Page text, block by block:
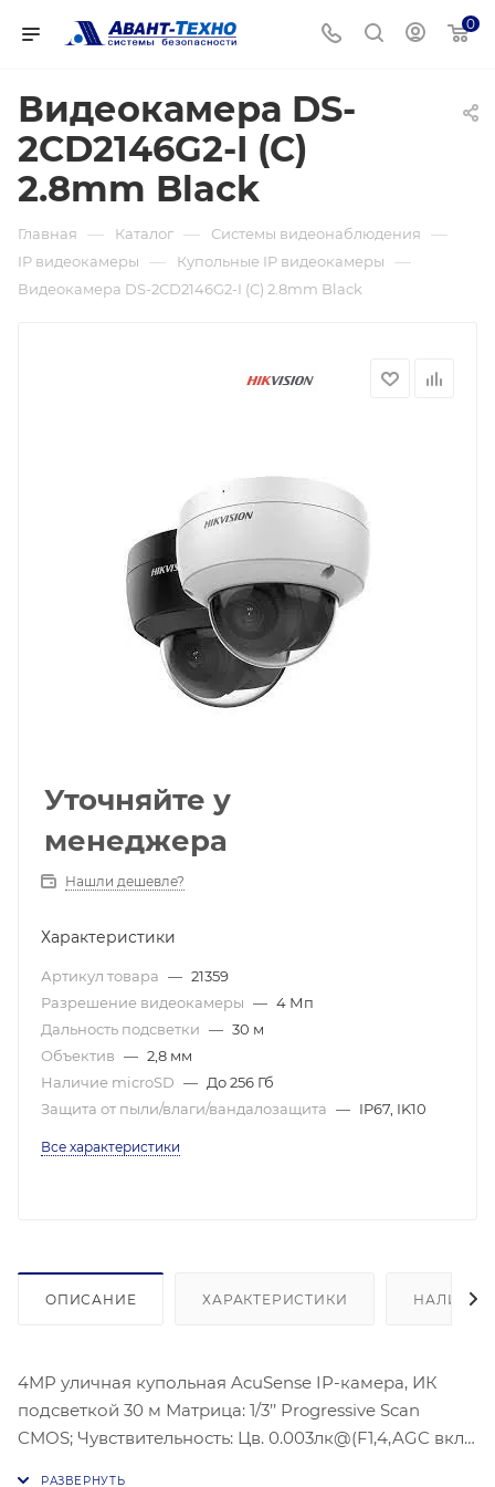
0
Видеокамера DS-
2CD2146G2-I (С)
2.8mm Black
Главная — Каталог — Системы видеонаблюдения —
IP видеокамеры — Купольные IP видеокамеры —
Видеокамера DS-2CD2146G2-I (С) 2.8mm Black
Уточняйте у
менеджера
Нашли дешевле?
Характеристики
Артикул товара — 21359
Разрешение видеокамеры — 4 Мп
Дальность подсветки — 30 м
Объектив — 2,8 мм
Наличие microSD — До 256 Гб
Защита от пыли/влаги/вандалозащита — IP67, IK10
Все характеристики
ОПИСАНИЕ ХАРАКТЕРИСТИКИ НАЛИЧИЕ
4MP уличная купольная AcuSense IP-камера, ИК
подсветкой 30 м Матрица: 1/3’’ Progressive Scan
CMOS; Чувствительность: Цв. 0.003лк@(F1,4,AGC вкл.),